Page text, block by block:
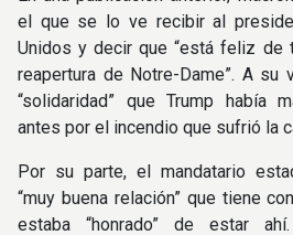
el que se lo ve recibir al
Unidos y decir que “está feliz de
reapertura de Notre-Dame”. A su
“solidaridad” que Trump había
antes por el incendio que sufrió la
Por su parte, el mandatario
“muy buena relación” que tiene
estaba “honrado” de estar